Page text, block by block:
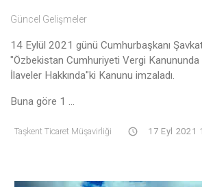
Güncel Gelişmeler
14 Eylül 2021 günü Cumhurbaşkanı
"Özbekistan Cumhuriyeti Vergi Kanununda
İlaveler Hakkında"ki Kanunu imzaladı.
Buna göre 1 ...
Taşkent Ticaret Müşavirliği 17 Eyl 2021